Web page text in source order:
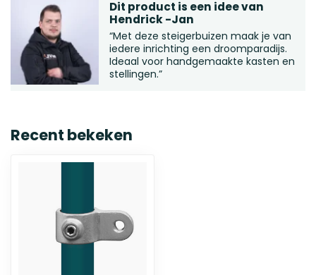
Dit product is een idee van
Hendrick -Jan
“Met deze steigerbuizen maak je van
iedere inrichting een droomparadijs.
Ideaal voor handgemaakte kasten en
stellingen.”
Recent bekeken